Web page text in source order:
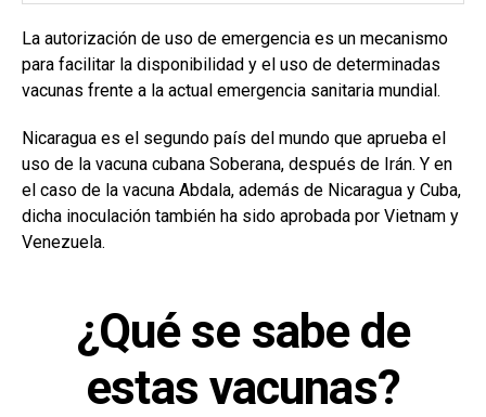
La autorización de uso de emergencia es un mecanismo
para facilitar la disponibilidad y el uso de determinadas
vacunas frente a la actual emergencia sanitaria mundial.
Nicaragua es el segundo país del mundo que aprueba el
uso de la vacuna cubana Soberana, después de Irán. Y en
el caso de la vacuna Abdala, además de Nicaragua y Cuba,
dicha inoculación también ha sido aprobada por Vietnam y
Venezuela.
¿Qué se sabe de
estas vacunas?